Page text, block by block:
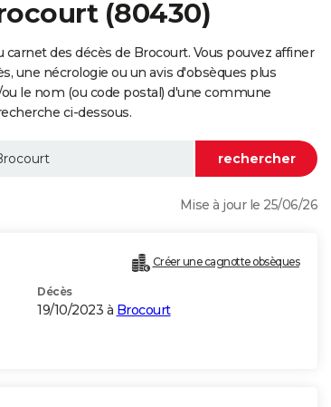
(80430)
des décès de Brocourt. Vous pouvez affiner
une nécrologie ou un avis d'obsèques plus
le nom (ou code postal) d'une commune
ci-dessous.
Mise à jour le 25/06/26
Créer une cagnotte obsèques
Décès
19/10/2023 à Brocourt